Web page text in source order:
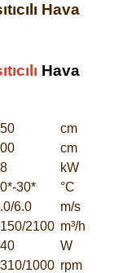
Hava
Hava
cm
cm
kW
30*
°C
6.0
m/s
2100 m³/h
W
1000 rpm